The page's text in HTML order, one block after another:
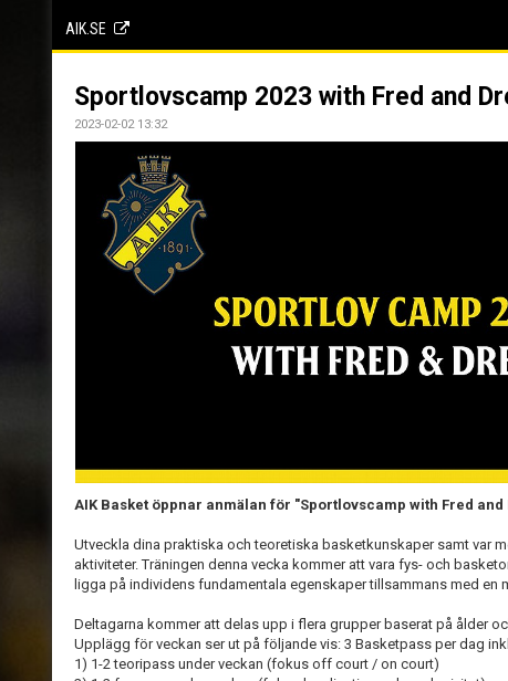
AIK.SE
Sportlovscamp 2023 with Fred and
2023-02-02 13:32
AIK Basket öppnar anmälan för "Sportlovscamp with Fred and
Utveckla dina praktiska och teoretiska basketkunskaper samt var
aktiviteter. Träningen denna vecka kommer att vara fys- och
ligga på individens fundamentala egenskaper tillsammans med en
Deltagarna kommer att delas upp i flera grupper baserat på ålder
Upplägg för veckan ser ut på följande vis: 3 Basketpass per dag
1) 1-2 teoripass under veckan (fokus off court / on court)